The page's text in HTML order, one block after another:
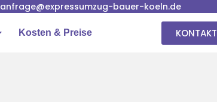
anfrage@expressumzug-bauer-koeln.de
Kosten & Preise KONTAKT